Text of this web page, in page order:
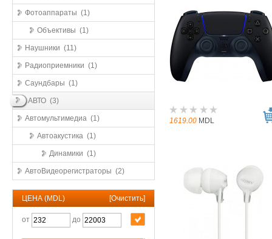
Фотоаппараты (1)
Объективы (1)
Наушники (11)
Радиоприемники (1)
Саундбары (1)
АВТО (3)
Автомультимедиа (1)
Автоакустика (1)
Динамики (1)
АвтоВидеорегистраторы (2)
ЦЕНА (MDL) [Очистить]
от до
1619.00 MDL